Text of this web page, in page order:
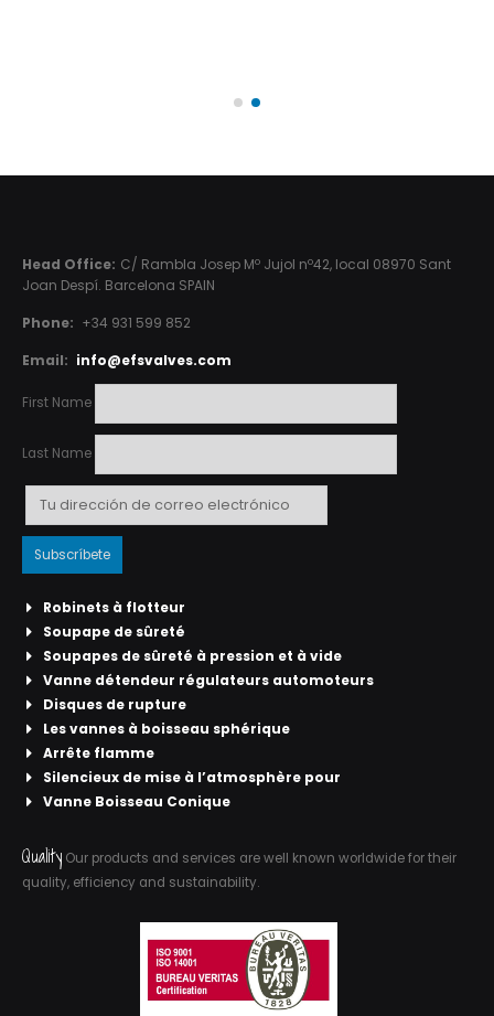
Head Office: C/ Rambla Josep Mº Jujol nº42, local 08970 Sant
Joan Despí. Barcelona SPAIN
Phone: +34 931 599 852
Email: info@efsvalves.com
First Name
Last Name
Robinets à flotteur
Soupape de sûreté
Soupapes de sûreté à pression et à vide
Vanne détendeur régulateurs automoteurs
Disques de rupture
Les vannes à boisseau sphérique
Arrête flamme
Silencieux de mise à l’atmosphère pour
Vanne Boisseau Conique
Quality Our products and services are well known worldwide for their
quality, efficiency and sustainability.